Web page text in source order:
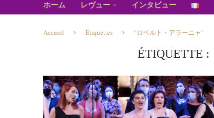
ホーム レヴュー インタビュー
Accueil Étiquettes "ロベルト・アラーニャ"
ÉTIQUETTE :